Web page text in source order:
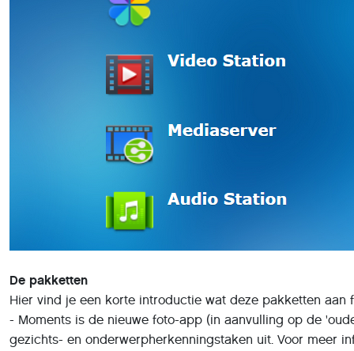
De pakketten
Hier vind je een korte introductie wat deze pakketten
- Moments is de nieuwe foto-app (in aanvulling op de
gezichts- en onderwerpherkenningstaken uit. Voor meer